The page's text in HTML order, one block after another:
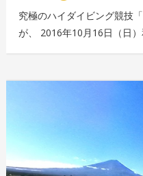
究極のハイダイビング競技
が、 2016年10月16日（日
こちら：http://